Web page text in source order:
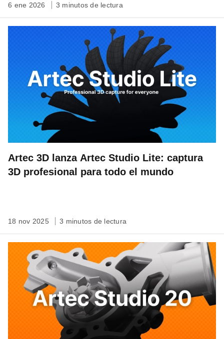
6 ene 2026 3 minutos de lectura
Artec 3D lanza Artec Studio Lite: captura
3D profesional para todo el mundo
18 nov 2025 3 minutos de lectura